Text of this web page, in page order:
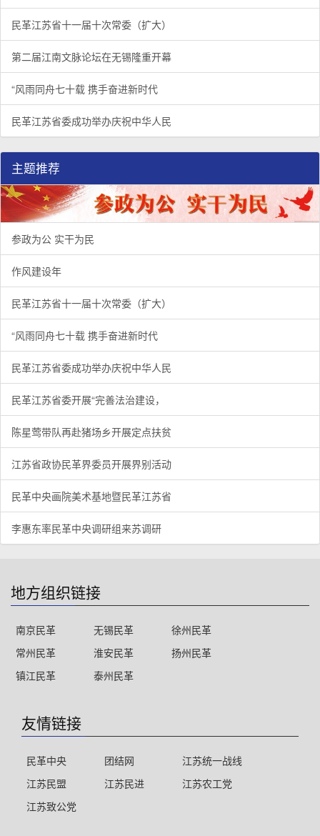
民革江苏省十一届十次常委（扩大）
第二届江南文脉论坛在无锡隆重开幕
“风雨同舟七十载 携手奋进新时代
民革江苏省委成功举办庆祝中华人民
主题推荐
参政为公 实干为民
作风建设年
民革江苏省十一届十次常委（扩大）
“风雨同舟七十载 携手奋进新时代
民革江苏省委成功举办庆祝中华人民
民革江苏省委开展“完善法治建设，
陈星莺带队再赴猪场乡开展定点扶贫
江苏省政协民革界委员开展界别活动
民革中央画院美术基地暨民革江苏省
李惠东率民革中央调研组来苏调研
地方组织链接
南京民革 无锡民革
徐州民革
常州民革
淮安民革
扬州民革
镇江民革
泰州民革
友情链接
民革中央 团结网
江苏统一战线
江苏民盟
江苏民进
江苏农工党
江苏致公党